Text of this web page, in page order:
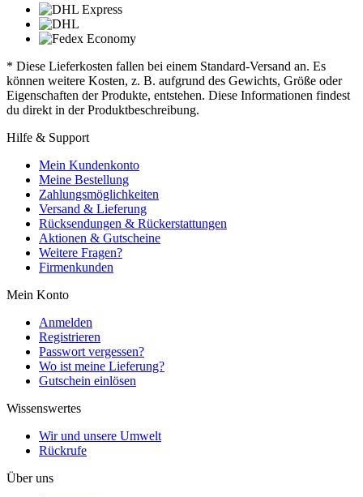
* Diese Lieferkosten fallen bei einem Standard-Versand an. Es
können weitere Kosten, z. B. aufgrund des Gewichts, Größe oder
Eigenschaften der Produkte, entstehen. Diese Informationen findest
du direkt in der Produktbeschreibung.
Hilfe & Support
Mein Kundenkonto
Meine Bestellung
Zahlungsmöglichkeiten
Versand & Lieferung
Rücksendungen & Rückerstattungen
Aktionen & Gutscheine
Weitere Fragen?
Firmenkunden
Mein Konto
Anmelden
Registrieren
Passwort vergessen?
Wo ist meine Lieferung?
Gutschein einlösen
Wissenswertes
Wir und unsere Umwelt
Rückrufe
Über uns